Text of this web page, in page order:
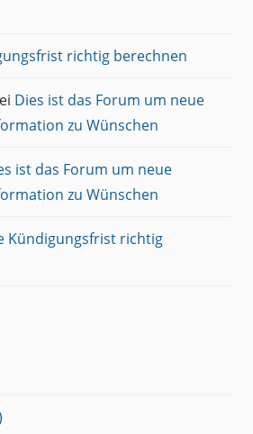
richtig berechnen
Dies ist das Forum um neue
zu Wünschen
ist das Forum um neue
zu Wünschen
Kündigungsfrist richtig